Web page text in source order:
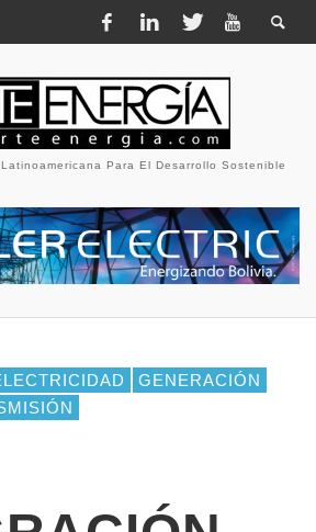
Para El Desarrollo Sostenible
GENERACIÓN